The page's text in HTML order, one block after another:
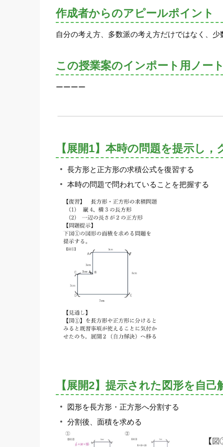
作成者からのアピールポイント
自分の考え方、多数派の考え方だけではなく、
この授業案のインポート用ノー
ーーーー
【展開1】本時の問題を提示し
長方形と正方形の求積公式を復習する
本時の問題で問われていることを把握する
【展開2】提示された図形を自己
図形を長方形・正方形へ分割する
分割後、面積を求める